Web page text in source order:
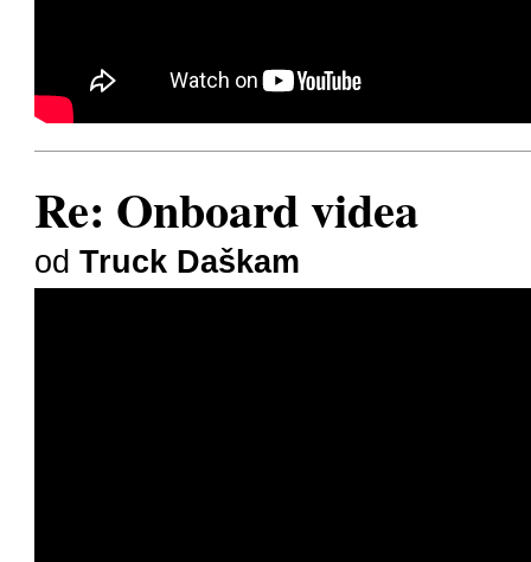
Re: Onboard videa
odTruck Daškam